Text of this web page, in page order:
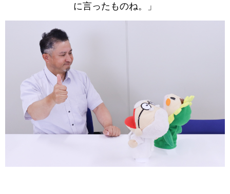
に言ったものね。」